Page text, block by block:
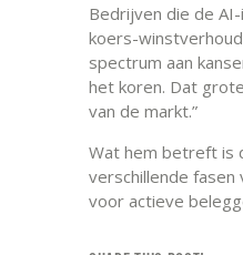
Bedrijven die de
koers-
spectrum aan
het koren. Dat
van de markt.”
Wat hem betreft is
verschillende
voor actieve